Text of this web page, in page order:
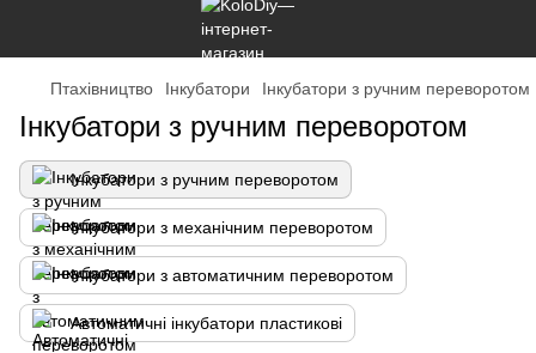
Птахівництво Інкубатори Інкубатори з ручним переворотом
Інкубатори з ручним переворотом
Інкубатори з ручним переворотом
Інкубатори з механічним переворотом
Інкубатори з автоматичним переворотом
Автоматичні інкубатори пластикові